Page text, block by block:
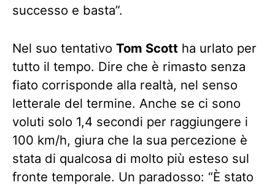
successo e basta”.
Nel suo tentativo Tom Scott ha urlato per
tutto il tempo. Dire che è rimasto senza
fiato corrisponde alla realtà, nel senso
letterale del termine. Anche se ci sono
voluti solo 1,4 secondi per raggiungere i
100 km/h, giura che la sua percezione è
stata di qualcosa di molto più esteso sul
fronte temporale. Un paradosso: “È stato